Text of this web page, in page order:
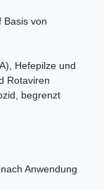
Basis von
Hefepilze und
Rotaviren
begrenzt
Anwendung